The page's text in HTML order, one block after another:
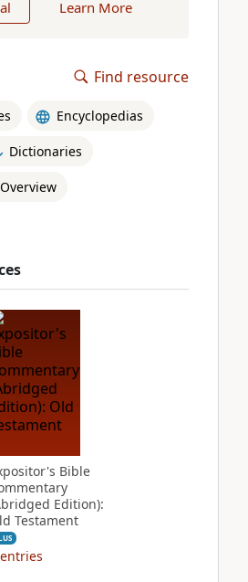
Learn More
Find resource
Encyclopedias
Dictionaries
Overview
Bible
Edition):
Testament
entries